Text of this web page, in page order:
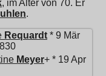
, im Alter von 70. Er
.
Requardt * 9 Mär
Meyer+ * 19 Apr